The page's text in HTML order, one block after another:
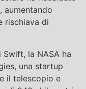
aumentando
rischiava di
la NASA ha
una startup
il telescopio e